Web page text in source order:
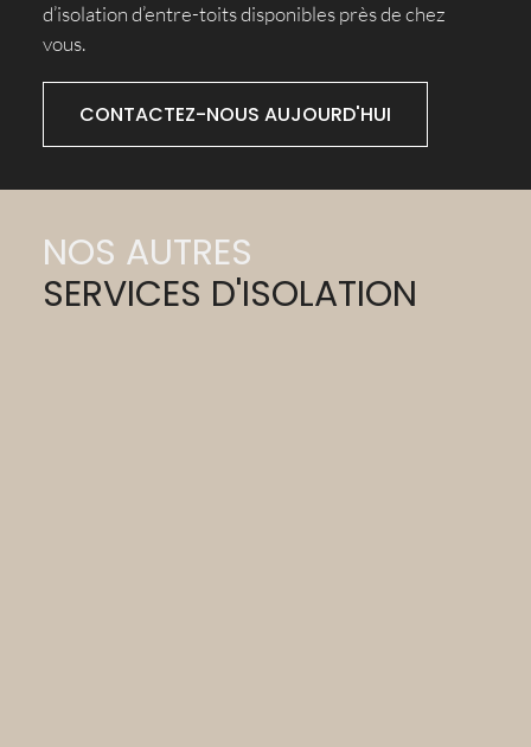
d’isolation d’entre-toits disponibles près de chez
vous.
CONTACTEZ-NOUS AUJOURD'HUI
NOS AUTRES
SERVICES D'ISOLATION